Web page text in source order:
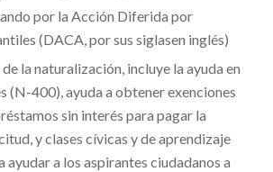
por la Acción Diferida por
(DACA, por sus siglasen inglés)
la naturalización, incluye la ayuda en
(N-400), ayuda a obtener exenciones
sin interés para pagar la
y clases cívicas y de aprendizaje
ayudar a los aspirantes ciudadanos a